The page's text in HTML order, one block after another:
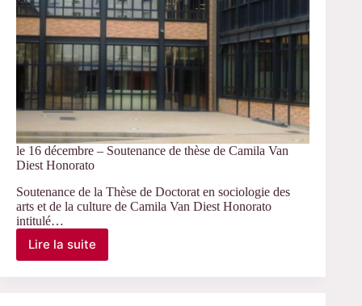
le 16 décembre – Soutenance de thèse de Camila Van
Diest Honorato
Soutenance de la Thèse de Doctorat en sociologie des
arts et de la culture de Camila Van Diest Honorato
intitulé…
Lire la suite
le